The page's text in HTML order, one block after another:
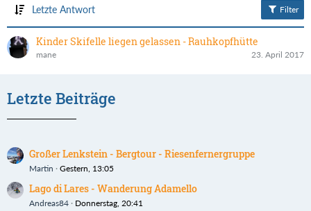
Letzte Antwort Filter
Kinder Skifelle liegen gelassen - Rauhkopfhütte
mane 23. April 2017
Letzte Beiträge
Großer Lenkstein - Bergtour - Riesenfernergruppe
Martin Gestern, 13:05
Lago di Lares - Wanderung Adamello
Andreas84 Donnerstag, 20:41